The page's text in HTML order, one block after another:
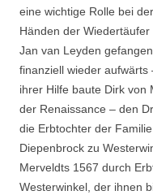
eine wichtige Rolle bei
Händen der
Jan van Leyden
finanziell wieder
ihrer Hilfe baute Dirk von
der Renaissance – den
die Erbtochter der
Diepenbrock zu
Merveldts 1567 durch
Westerwinkel, der ihnen